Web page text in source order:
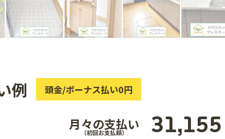
例 頭金/ボーナス払い0円
月々の支払い
（初回お支払額） 31,155